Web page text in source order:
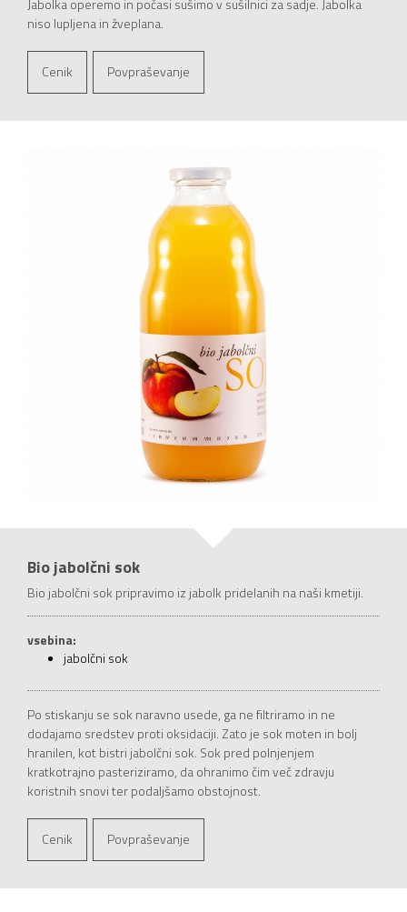
Jabolka operemo in počasi sušimo v sušilnici za sadje. Jabolka
niso lupljena in žveplana.
Cenik Povpraševanje
Bio jabolčni sok
Bio jabolčni sok pripravimo iz jabolk pridelanih na naši kmetiji.
vsebina:
jabolčni sok
Po stiskanju se sok naravno usede, ga ne filtriramo in ne
dodajamo sredstev proti oksidaciji. Zato je sok moten in bolj
hranilen, kot bistri jabolčni sok. Sok pred polnjenjem
kratkotrajno pasteriziramo, da ohranimo čim več zdravju
koristnih snovi ter podaljšamo obstojnost.
Cenik Povpraševanje